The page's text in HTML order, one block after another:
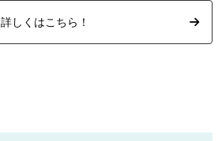
詳しくはこちら！